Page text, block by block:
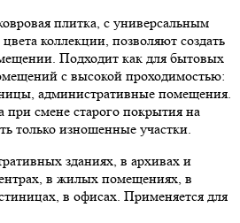
плитка, с универсальным
коллекции, позволяют создать
Подходит как для бытовых
с высокой проходимостью:
административные помещения.
при смене старого покрытия на
только изношенные участки.
зданиях, в архивах и
в жилых помещениях, в
в офисах. Применяется для